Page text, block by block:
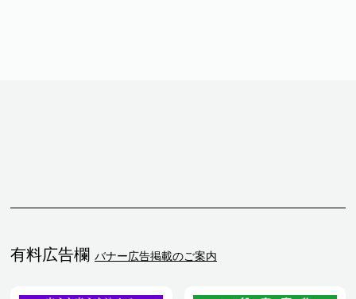
有料広告欄 バナー広告掲載のご案内